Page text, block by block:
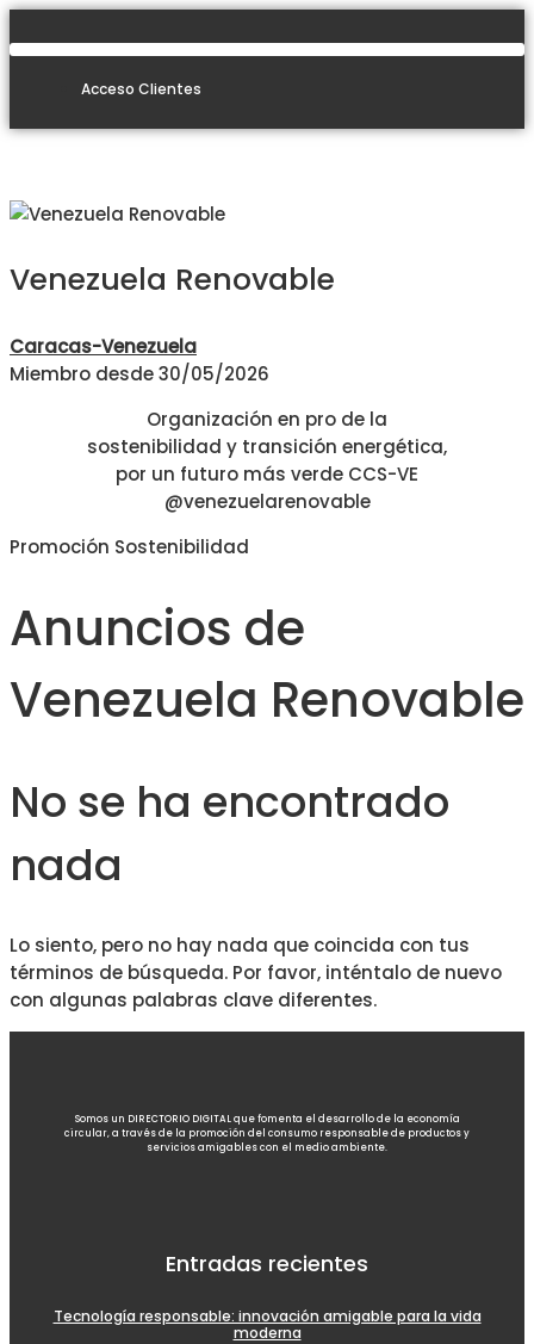
to
Acceso Clientes
Venezuela Renovable
Caracas-Venezuela
Miembro desde 30/05/2026
Organización en pro de la
sostenibilidad y transición energética,
por un futuro más verde CCS-VE
@venezuelarenovable
Promoción Sostenibilidad
Anuncios de
Venezuela Renovable
No se ha encontrado
nada
Lo siento, pero no hay nada que coincida con tus
términos de búsqueda. Por favor, inténtalo de nuevo
con algunas palabras clave diferentes.
Somos un DIRECTORIO DIGITAL que fomenta el desarrollo de la economía
circular, a través de la promoción del consumo responsable de productos y
servicios amigables con el medio ambiente.
Entradas recientes
Tecnología responsable: innovación amigable para la vida
moderna